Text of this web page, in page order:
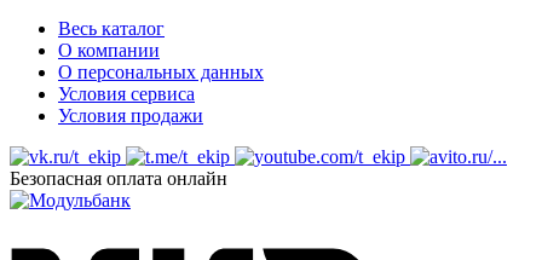
Весь каталог
О компании
О персональных данных
Условия сервиса
Условия продажи
Безопасная оплата онлайн